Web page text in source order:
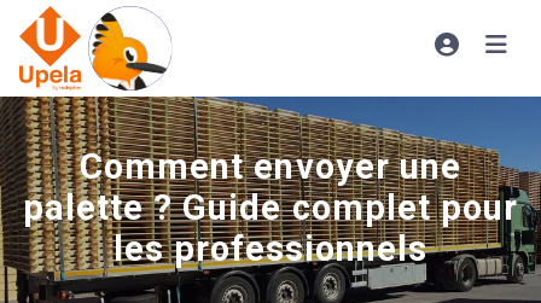
Comment envoyer une
palette ? Guide complet pour
les professionnels